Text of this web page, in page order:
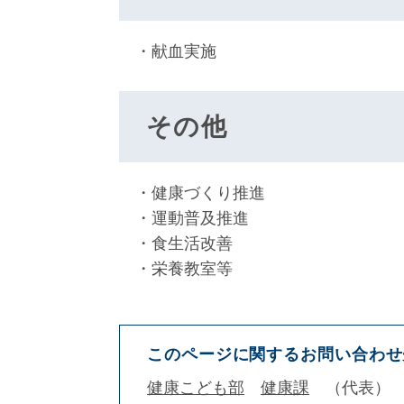
・献血実施
その他
・健康づくり推進
・運動普及推進
・食生活改善
・栄養教室等
このページに関するお問い合わ
健康こども部
健康課 代表